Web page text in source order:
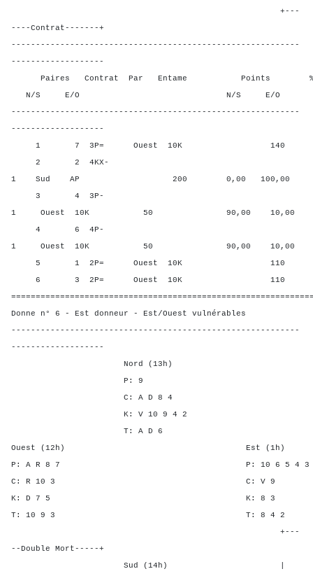
+---
----Contrat-------+
-----------------------------------------------------------
-------------------
Paires Contrat Par Entame Points %
N/S E/O N/S E/O N/
-----------------------------------------------------------
-------------------
1 7 3P= Ouest 10K 140
2 2 4KX-
1 Sud AP 200 0,00 100,00
3 4 3P-
1 Ouest 10K 50 90,00 10,00
4 6 4P-
1 Ouest 10K 50 90,00 10,00
5 1 2P= Ouest 10K 110
6 3 2P= Ouest 10K 110
Donne n° 6 - Est donneur - Est/Ouest vulnérables
-----------------------------------------------------------
-------------------
Nord (13h)
P: 9
C: A D 8 4
K: V 10 9 4 2
T: A D 6
Ouest (12h) Est (1h)
P: A R 8 7 P: 10 6 5 4
C: R 10 3 C:
K: D 7 5 K:
T: 10 9 3 T: 8
+---
--Double Mort-----+
Sud (14h) | SA P